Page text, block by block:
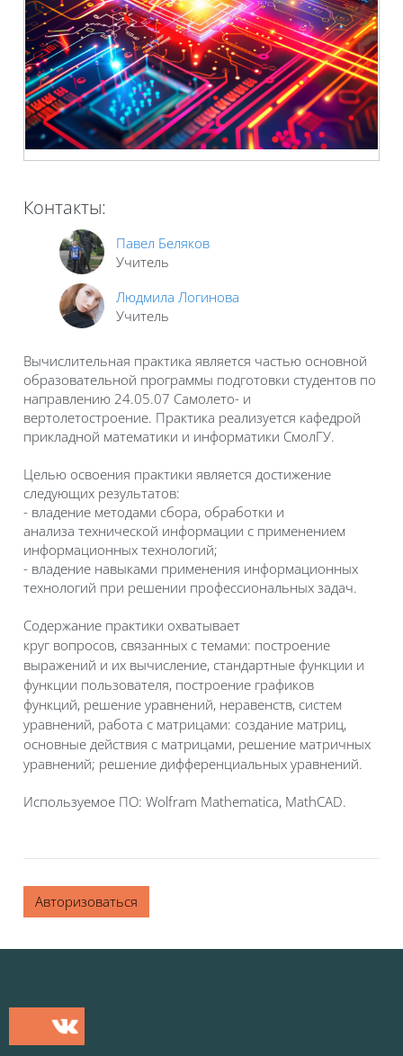
Контакты:
Павел Беляков
Учитель
Людмила Логинова
Учитель
Вычислительная практика является частью основной
образовательной программы подготовки студентов по
направлению 24.05.07 Самолето- и
вертолетостроение. Практика реализуется кафедрой
прикладной математики и информатики СмолГУ.
Целью освоения практики является достижение
следующих результатов:
- владение методами сбора, обработки и
анализа технической информации с применением
информационных технологий;
- владение навыками применения информационных
технологий при решении профессиональных задач.
Содержание практики охватывает
круг вопросов, связанных с темами: построение
выражений и их вычисление, стандартные функции и
функции пользователя, построение графиков
функций, решение уравнений, неравенств, систем
уравнений, работа с матрицами: создание матриц,
основные действия с матрицами, решение матричных
уравнений; решение дифференциальных уравнений.
Используемое ПО: Wolfram Mathematica, MathCAD.
Авторизоваться